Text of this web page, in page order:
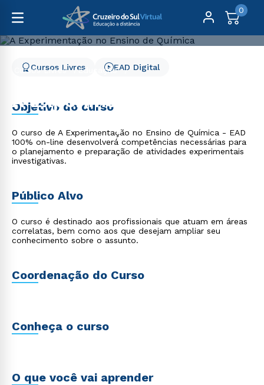
0
Cursos Livres
Educação
A Experimentação no
Ensino de Química
Cursos Livres EAD Digital
Objetivo do curso
O curso de A Experimentação no Ensino de Química - EAD
100% on-line desenvolverá competências necessárias para
o planejamento e preparação de atividades experimentais
investigativas.
Público Alvo
O curso é destinado aos profissionais que atuam em áreas
correlatas, bem como aos que desejam ampliar seu
conhecimento sobre o assunto.
Coordenação do Curso
Conheça o curso
O que você vai aprender